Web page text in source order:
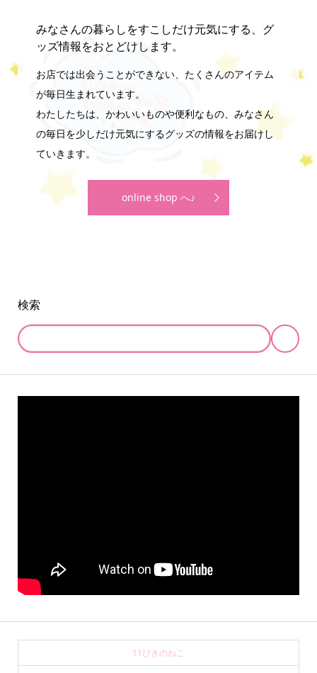
みなさんの暮らしをすこしだけ元気にする、グ
ッズ情報をおとどけします。
お店では出会うことができない、たくさんのアイテム
が毎日生まれています。
わたしたちは、かわいいものや便利なもの、みなさん
の毎日を少しだけ元気にするグッズの情報をお届けし
ていきます。
online shop へ♪
検索
11ぴきのねこ